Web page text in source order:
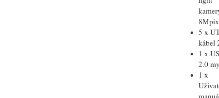
8Mpix
5 x
kábel
1 x
2.0
1 x